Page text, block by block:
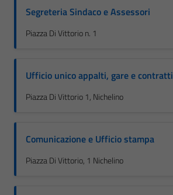
Segreteria Sindaco e Assessori
Piazza Di Vittorio n. 1
Ufficio unico appalti, gare e contratti
Piazza Di Vittorio 1, Nichelino
Comunicazione e Ufficio stampa
Piazza Di Vittorio, 1 Nichelino